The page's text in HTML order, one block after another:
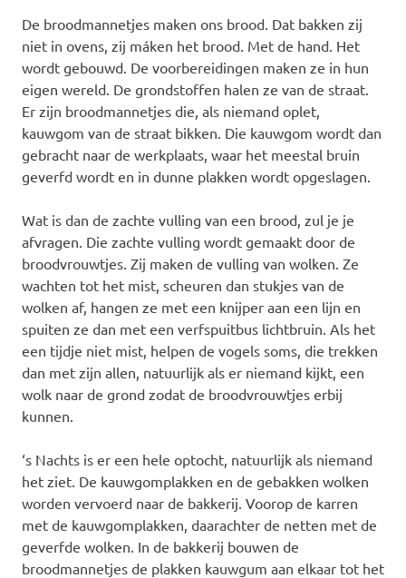
De broodmannetjes maken ons brood. Dat bakken zij
niet in ovens, zij máken het brood. Met de hand. Het
wordt gebouwd. De voorbereidingen maken ze in hun
eigen wereld. De grondstoffen halen ze van de straat.
Er zijn broodmannetjes die, als niemand oplet,
kauwgom van de straat bikken. Die kauwgom wordt dan
gebracht naar de werkplaats, waar het meestal bruin
geverfd wordt en in dunne plakken wordt opgeslagen.
Wat is dan de zachte vulling van een brood, zul je je
afvragen. Die zachte vulling wordt gemaakt door de
broodvrouwtjes. Zij maken de vulling van wolken. Ze
wachten tot het mist, scheuren dan stukjes van de
wolken af, hangen ze met een knijper aan een lijn en
spuiten ze dan met een verfspuitbus lichtbruin. Als het
een tijdje niet mist, helpen de vogels soms, die trekken
dan met zijn allen, natuurlijk als er niemand kijkt, een
wolk naar de grond zodat de broodvrouwtjes erbij
kunnen.
‘s Nachts is er een hele optocht, natuurlijk als niemand
het ziet. De kauwgomplakken en de gebakken wolken
worden vervoerd naar de bakkerij. Voorop de karren
met de kauwgomplakken, daarachter de netten met de
geverfde wolken. In de bakkerij bouwen de
broodmannetjes de plakken kauwgum aan elkaar tot het